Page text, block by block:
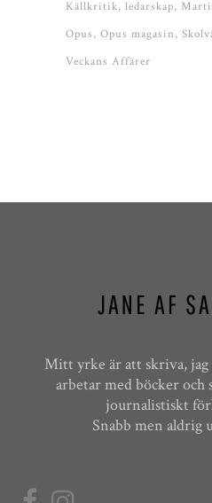
Källkritik ledarskap
Opus Opus magasin
Veckans Affärer
Mitt yrke är att skriva,
arbetar med böcker och
journalistiskt
Snabb men aldrig